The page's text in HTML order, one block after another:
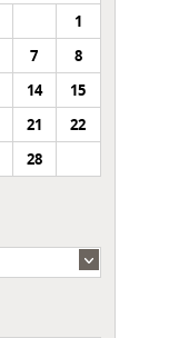
1
7
8
14
15
21
22
28